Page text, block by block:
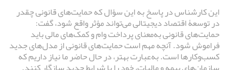
این کارشناس در پاسخ به این سؤال که حمایت‌های قانونی چقدر
در توسعۀ اقتصاد دیجیتالی می‌تواند مؤثر واقع شود، گفت:
حمایت‌های قانونی به‌معنای پرداخت وام و کمک‌های مالی باید
فراموش شود. آنچه مهم است حمایت‌های قانونی از مدل‌های جدید
کسب‌وکارها است. به‌عبارت بهتر، در حال حاضر ما نیاز داریم که